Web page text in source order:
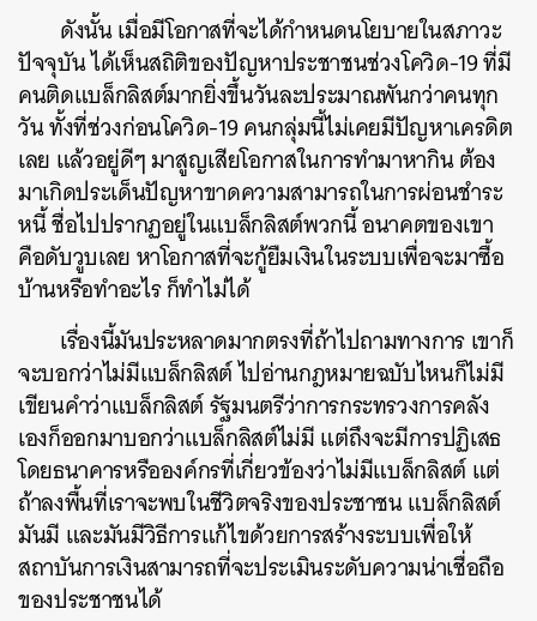
ดังนั้น เมื่อมีโอกาสที่จะได้กำหนดนโยบายในสภาวะ
ปัจจุบัน ได้เห็นสถิติของปัญหาประชาชนช่วงโควิด-19 ที่มี
คนติดแบล็กลิสต์มากยิ่งขึ้นวันละประมาณพันกว่าคนทุก
วัน ทั้งที่ช่วงก่อนโควิด-19 คนกลุ่มนี้ไม่เคยมีปัญหาเครดิต
เลย แล้วอยู่ดีๆ มาสูญเสียโอกาสในการทำมาหากิน ต้อง
มาเกิดประเด็นปัญหาขาดความสามารถในการผ่อนชำระ
หนี้ ชื่อไปปรากฏอยู่ในแบล็กลิสต์พวกนี้ อนาคตของเขา
คือดับวูบเลย หาโอกาสที่จะกู้ยืมเงินในระบบเพื่อจะมาซื้อ
บ้านหรือทำอะไร ก็ทำไม่ได้
เรื่องนี้มันประหลาดมากตรงที่ถ้าไปถามทางการ เขาก็
จะบอกว่าไม่มีแบล็กลิสต์ ไปอ่านกฎหมายฉบับไหนก็ไม่มี
เขียนคำว่าแบล็กลิสต์ รัฐมนตรีว่าการกระทรวงการคลัง
เองก็ออกมาบอกว่าแบล็กลิสต์ไม่มี แต่ถึงจะมีการปฏิเสธ
โดยธนาคารหรือองค์กรที่เกี่ยวข้องว่าไม่มีแบล็กลิสต์ แต่
ถ้าลงพื้นที่เราจะพบในชีวิตจริงของประชาชน แบล็กลิสต์
มันมี และมันมีวิธีการแก้ไขด้วยการสร้างระบบเพื่อให้
สถาบันการเงินสามารถที่จะประเมินระดับความน่าเชื่อถือ
ของประชาชนได้